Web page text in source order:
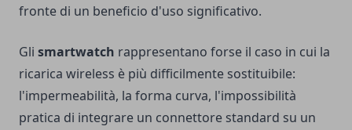
fronte di un beneficio d'uso significativo.
Gli smartwatch rappresentano forse il caso in cui la
ricarica wireless è più difficilmente sostituibile:
l'impermeabilità, la forma curva, l'impossibilità
pratica di integrare un connettore standard su un